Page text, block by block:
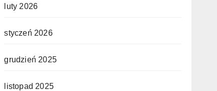
luty 2026
styczeń 2026
grudzień 2025
listopad 2025